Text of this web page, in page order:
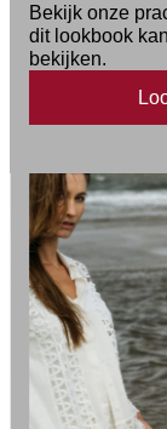
Bekijk onze
dit lookbook
bekijken.